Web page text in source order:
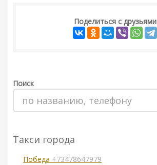
Поделиться с друзьями
Поиск
Такси города
Победа +73478647979